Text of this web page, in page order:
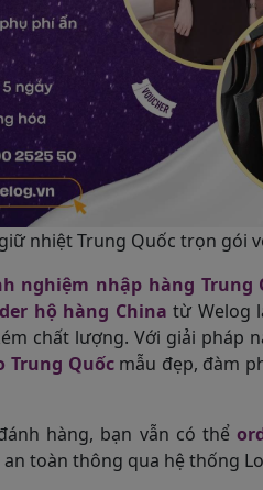
nhiệt Trung Quốc trọn gói
nghiệm nhập hàng Trung
hộ hàng China từ Welog
chất lượng. Với giải pháp
Trung Quốcmẫu đẹp, đàm
hàng, bạn vẫn có thể
toàn thông qua hệ thống